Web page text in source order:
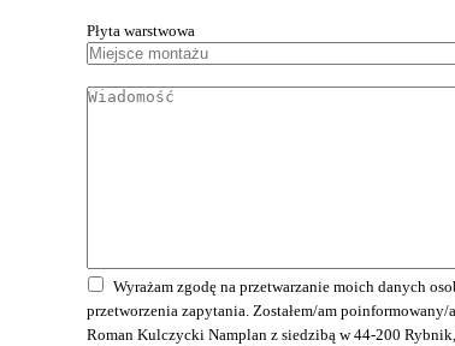
Płyta warstwowa
Miejsce
Wyrażam zgodę na przetwarzanie moich danych
przetworzenia zapytania. Zostałem/am
Roman Kulczycki Namplan z siedzibą w 44-200